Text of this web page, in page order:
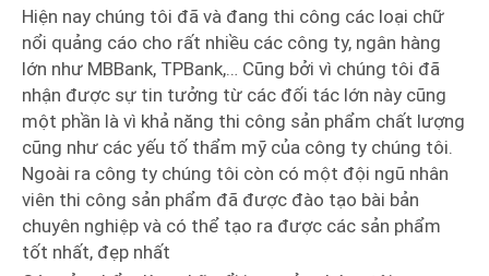
Hiện nay chúng tôi đã và đang thi công các loại chữ
nổi quảng cáo cho rất nhiều các công ty, ngân hàng
lớn như MBBank, TPBank,… Cũng bởi vì chúng tôi đã
nhận được sự tin tưởng từ các đối tác lớn này cũng
một phần là vì khả năng thi công sản phẩm chất lượng
cũng như các yếu tố thẩm mỹ của công ty chúng tôi.
Ngoài ra công ty chúng tôi còn có một đội ngũ nhân
viên thi công sản phẩm đã được đào tạo bài bản
chuyên nghiệp và có thể tạo ra được các sản phẩm
tốt nhất, đẹp nhất